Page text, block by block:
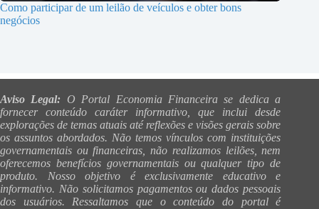
Como participar de um leilão de veículos e obter bons
negócios
Aviso Legal: O Portal Economia Financeira se dedica a
fornecer conteúdo caráter informativo, que inclui desde
explorações de temas atuais até reflexões e visões gerais sobre
os assuntos abordados. Não temos vínculos com instituições
governamentais ou financeiras, não realizamos leilões, nem
oferecemos benefícios governamentais ou qualquer tipo de
produto. Nosso objetivo é exclusivamente educativo e
informativo. Não solicitamos pagamentos ou dados pessoais
dos usuários. Ressaltamos que o conteúdo do portal é